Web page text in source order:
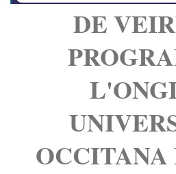
DE